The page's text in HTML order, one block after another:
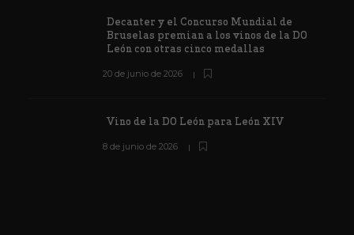
Decanter y el Concurso Mundial de
Bruselas premian a los vinos de la DO
León con otras cinco medallas
20 de junio de 2026
Vino de la DO León para León XIV
8 de junio de 2026